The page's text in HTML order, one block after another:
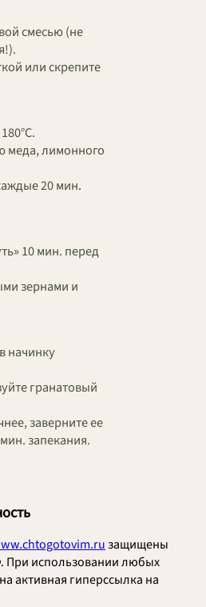
смесью (не
или скрепите
меда, лимонного
20 мин.
10 мин. перед
зернами и
начинку
гранатовый
заверните ее
запекания.
защищены
При использовании любых
активная гиперссылка на